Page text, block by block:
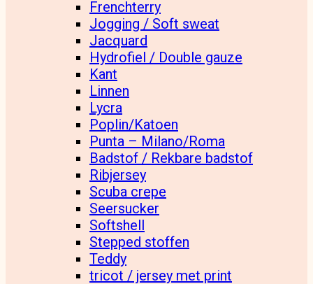
Frenchterry
Jogging / Soft sweat
Jacquard
Hydrofiel / Double gauze
Kant
Linnen
Lycra
Poplin/Katoen
Punta – Milano/Roma
Badstof / Rekbare badstof
Ribjersey
Scuba crepe
Seersucker
Softshell
Stepped stoffen
Teddy
tricot / jersey met print